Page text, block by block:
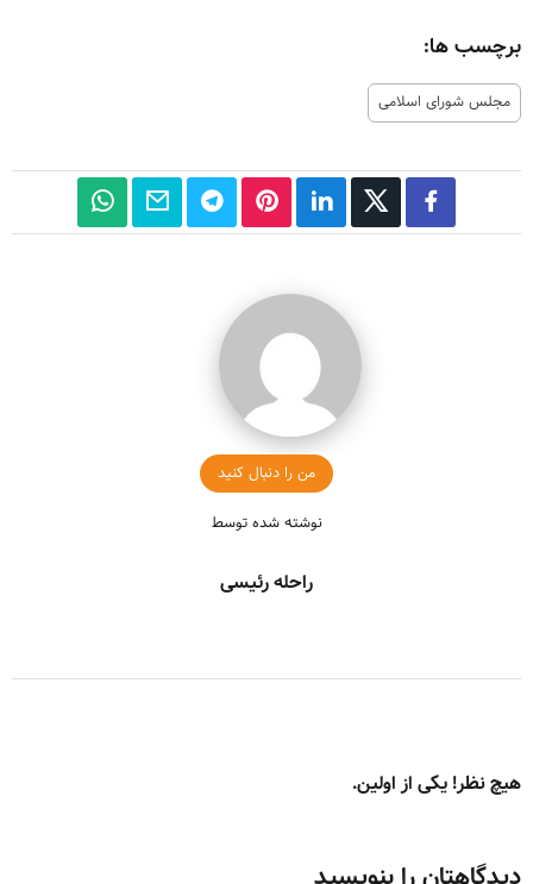
برچسب ها:
مجلس شورای اسلامی
من را دنبال کنید
نوشته شده توسط
راحله رئیسی
هیچ نظر! یکی از اولین.